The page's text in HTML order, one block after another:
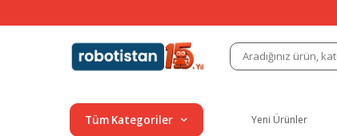
Tüm Kategoriler Yeni Ürünler